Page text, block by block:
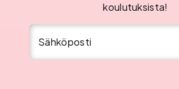
koulutuksista!
Sähköposti